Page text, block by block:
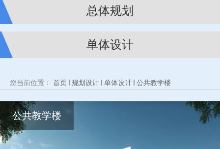
总体规划
单体设计
您当前位置： 首页 规划设计 单体设计 公共教学楼
公共教学楼